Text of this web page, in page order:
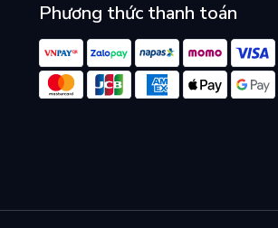
Phương thức thanh toán